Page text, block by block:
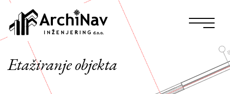
Etažiranje objekta